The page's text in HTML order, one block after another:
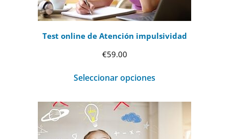
Test online de Atención impulsividad
€59.00
Seleccionar opciones